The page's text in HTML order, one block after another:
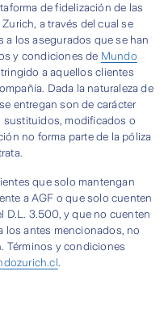
de fidelización de las
a través del cual se
los asegurados que se han
y condiciones de Mundo
a aquellos clientes
Dada la naturaleza de
entregan son de carácter
sustituidos, modificados o
no forma parte de la póliza
que solo mantengan
a AGF o que solo cuenten
D.L. 3.500, y que no cuenten
antes mencionados, no
Términos y condiciones